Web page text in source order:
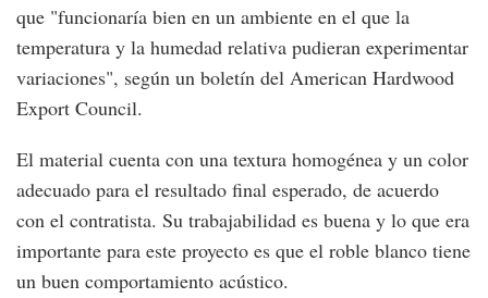
que "funcionaría bien en un ambiente en el que la
temperatura y la humedad relativa pudieran experimentar
variaciones", según un boletín del American Hardwood
Export Council.
El material cuenta con una textura homogénea y un color
adecuado para el resultado final esperado, de acuerdo
con el contratista. Su trabajabilidad es buena y lo que era
importante para este proyecto es que el roble blanco tiene
un buen comportamiento acústico.